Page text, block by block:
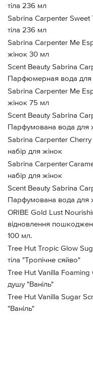
тіла 236 мл
Sabrina Carpenter
тіла 236 мл
Sabrina Carpenter Me
жінок 30 мл
Scent Beauty Sabrina
Парфюмерная вода
Sabrina Carpenter Me
жінок 75 мл
Scent Beauty Sabrina
Парфумована вода для
Sabrina Carpenter
набір для жінок
Sabrina Carpenter
набір для жінок
Scent Beauty Sabrina
Парфумована вода для
ORIBE Gold Lust
відновлення
100 мл.
Tree Hut Tropic Glow
тіла "Тропічне сяйво"
Tree Hut Vanilla Foaming
душу "Ваніль"
Tree Hut Vanilla Sugar
"Ваніль"